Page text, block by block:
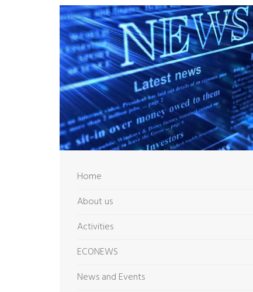
Home
About us
Activities
ECONEWS
News and Events